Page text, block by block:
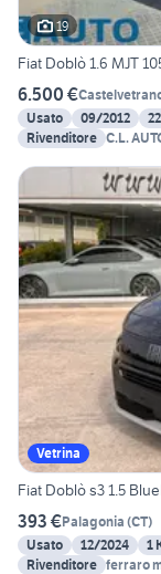
19
Fiat Doblò 1.6 MJT
6.500 €
Usato
09/2012
Rivenditore C.L.
Vetrina
Fiat Doblò s3 1.5
393 €Palagonia (CT)
Usato
12/2024 1
Rivenditore ferraro